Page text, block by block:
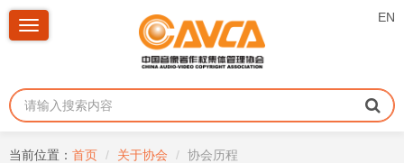
EN
Toggle
当前位置： 首页 关于协会 协会历程